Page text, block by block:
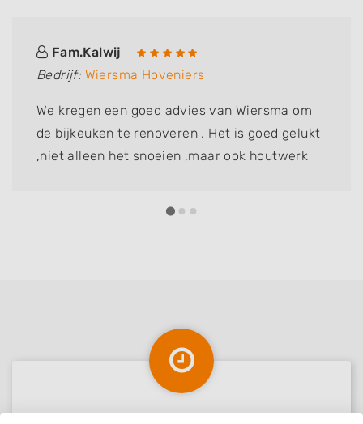
Fam.Kalwij
Bedrijf: Wiersma Hoveniers
We kregen een goed advies van Wiersma om
de bijkeuken te renoveren . Het is goed gelukt
,niet alleen het snoeien ,maar ook houtwerk